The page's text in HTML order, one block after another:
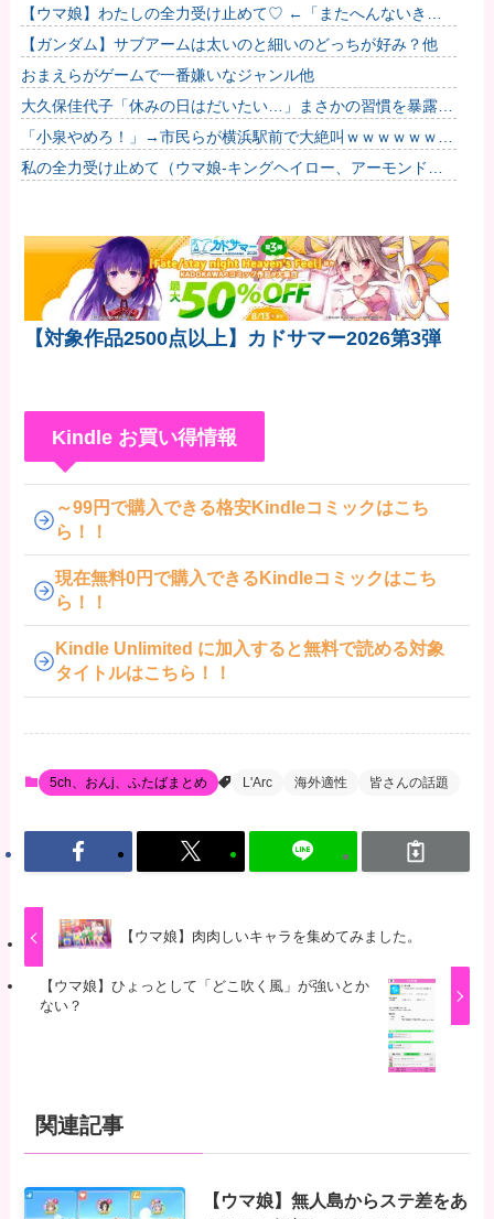
強者スペ一族…」
【ウマ娘】わたしの全力受け止めて♡ ←「またへんないきも
のがふえてる…」
【ガンダム】サブアームは太いのと細いのどっちが好み？他
おまえらがゲームで一番嫌いなジャンル他
大久保佳代子「休みの日はだいたい…」まさかの習慣を暴露ｗ
ｗｗ
「小泉やめろ！」→市民らが横浜駅前で大絶叫ｗｗｗｗｗｗｗ
ｗ
私の全力受け止めて（ウマ娘-キングヘイロー、アーモンドア
【対象作品2500点以上】カドサマー2026第3弾
Kindle お買い得情報
～99円で購入できる格安Kindleコミックはこち
ら！！
現在無料0円で購入できるKindleコミックはこち
ら！！
Kindle Unlimited に加入すると無料で読める対象
タイトルはこちら！！
5ch、おんj、ふたばまとめ L'Arc 海外適性 皆さんの話題
【ウマ娘】肉肉しいキャラを集めてみました。
【ウマ娘】ひょっとして「どこ吹く風」が強いとか
ない？
関連記事
【ウマ娘】無人島からステ差をあ